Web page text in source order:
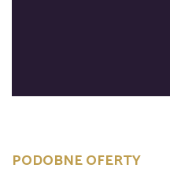
PODOBNE OFERTY